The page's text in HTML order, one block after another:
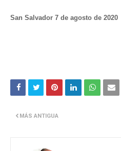
San Salvador 7 de agosto de 2020
MÁS ANTIGUA